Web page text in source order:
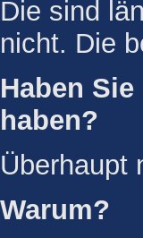
Die sind
nicht. Die
Haben
haben?
Überhaupt
Warum?